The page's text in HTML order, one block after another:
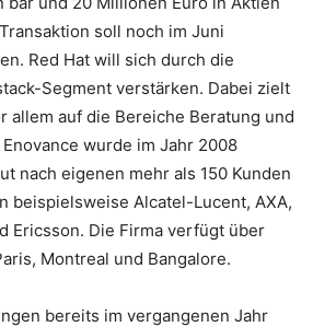
soll noch im Juni
Red Hat will sich durch die
Segment verstärken. Dabei zielt
allem auf die Bereiche Beratung und
wurde im Jahr 2008
nach eigenen mehr als 150 Kunden
beispielsweise Alcatel-Lucent, AXA,
Ericsson. Die Firma verfügt über
Montreal und Bangalore.
bereits im vergangenen Jahr